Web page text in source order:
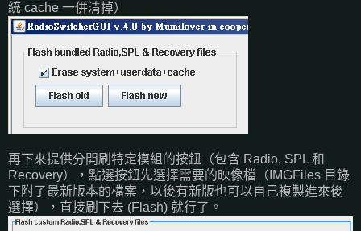
統 cache 一併清掉）
再下來提供分開刷特定模組的按鈕（包含 Radio, SPL 和
Recovery），點選按鈕先選擇需要的映像檔（IMGFiles 目錄
下附了最新版本的檔案，以後有新版也可以自己複製進來後
選擇），直接刷下去 (Flash) 就行了。